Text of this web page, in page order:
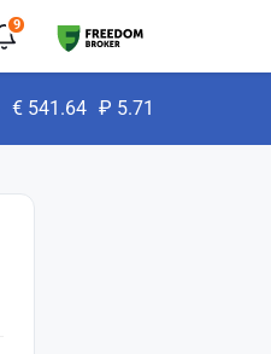
9
€ 541.64 ₽ 5.71